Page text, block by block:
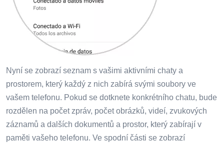
Nyní se zobrazí seznam s vašimi aktivními chaty a
prostorem, který každý z nich zabírá svými soubory ve
vašem telefonu. Pokud se dotknete konkrétního chatu, bude
rozdělen na počet zpráv, počet obrázků, videí, zvukových
záznamů a dalších dokumentů a prostor, který zabírají v
paměti vašeho telefonu. Ve spodní části se zobrazí